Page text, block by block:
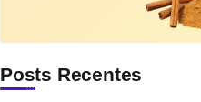
Posts Recentes